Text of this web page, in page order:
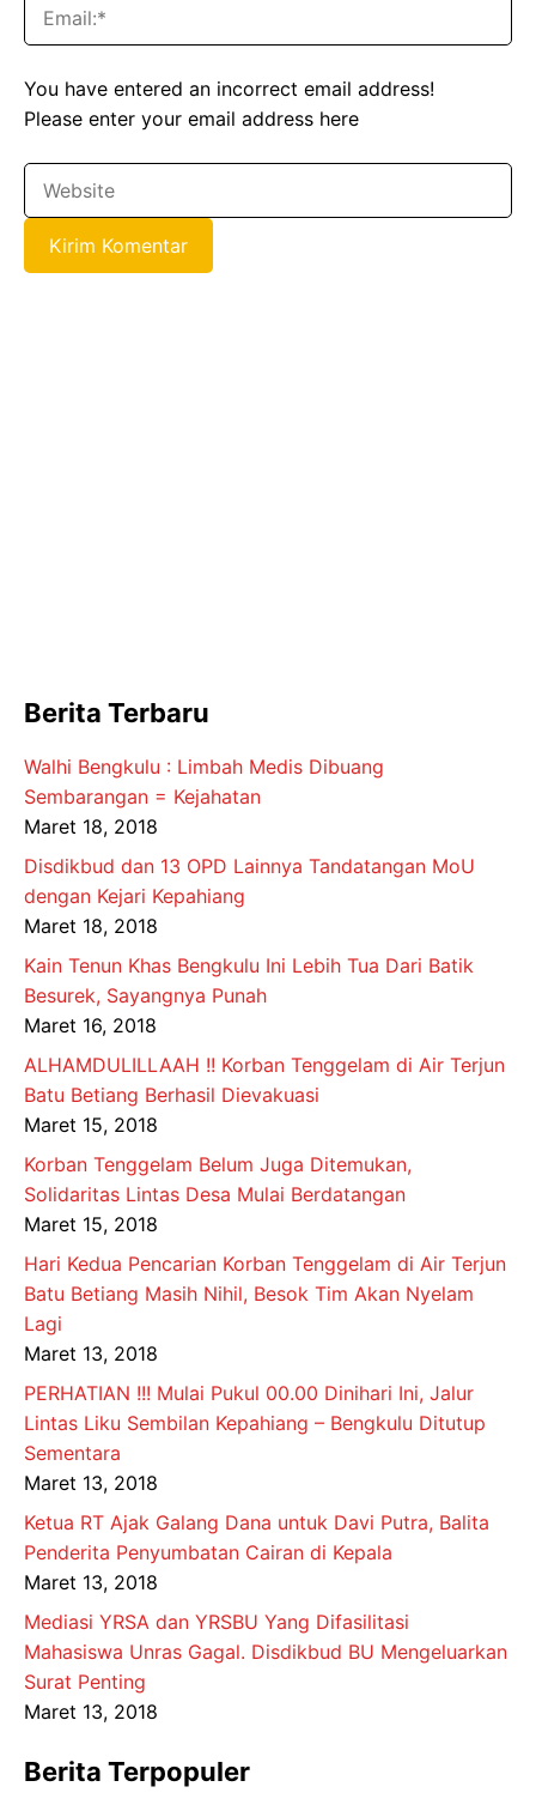
You have entered an incorrect email address!
Please enter your email address here
Berita Terbaru
Walhi Bengkulu : Limbah Medis Dibuang
Sembarangan = Kejahatan
Maret 18, 2018
Disdikbud dan 13 OPD Lainnya Tandatangan MoU
dengan Kejari Kepahiang
Maret 18, 2018
Kain Tenun Khas Bengkulu Ini Lebih Tua Dari Batik
Besurek, Sayangnya Punah
Maret 16, 2018
ALHAMDULILLAAH !! Korban Tenggelam di Air Terjun
Batu Betiang Berhasil Dievakuasi
Maret 15, 2018
Korban Tenggelam Belum Juga Ditemukan,
Solidaritas Lintas Desa Mulai Berdatangan
Maret 15, 2018
Hari Kedua Pencarian Korban Tenggelam di Air Terjun
Batu Betiang Masih Nihil, Besok Tim Akan Nyelam
Lagi
Maret 13, 2018
PERHATIAN !!! Mulai Pukul 00.00 Dinihari Ini, Jalur
Lintas Liku Sembilan Kepahiang – Bengkulu Ditutup
Sementara
Maret 13, 2018
Ketua RT Ajak Galang Dana untuk Davi Putra, Balita
Penderita Penyumbatan Cairan di Kepala
Maret 13, 2018
Mediasi YRSA dan YRSBU Yang Difasilitasi
Mahasiswa Unras Gagal. Disdikbud BU Mengeluarkan
Surat Penting
Maret 13, 2018
Berita Terpopuler